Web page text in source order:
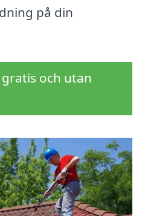
på din
och utan